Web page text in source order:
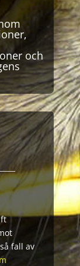
och
fall av